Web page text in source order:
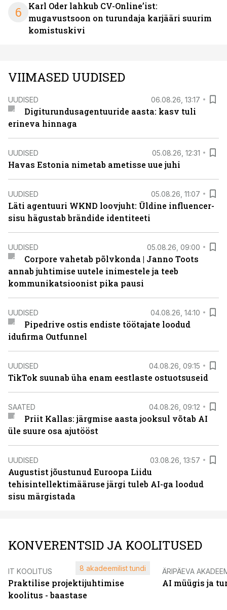
6
Karl Oder lahkub CV-Online’ist:
mugavustsoon on turundaja karjääri suurim
komistuskivi
VIIMASED UUDISED
UUDISED 06.08.26, 13:17
Digiturundusagentuuride aasta: kasv tuli
erineva hinnaga
UUDISED 05.08.26, 12:31
Havas Estonia nimetab ametisse uue juhi
UUDISED 05.08.26, 11:07
Läti agentuuri WKND loovjuht: Üldine influencer-
sisu hägustab brändide identiteeti
UUDISED 05.08.26, 09:00
Corpore vahetab põlvkonda | Janno Toots
annab juhtimise uutele inimestele ja teeb
kommunikatsioonist pika pausi
UUDISED 04.08.26, 14:10
Pipedrive ostis endiste töötajate loodud
idufirma Outfunnel
UUDISED 04.08.26, 09:15
TikTok suunab üha enam eestlaste ostuotsuseid
SAATED 04.08.26, 09:12
Priit Kallas: järgmise aasta jooksul võtab AI
üle suure osa ajutööst
UUDISED 03.08.26, 13:57
Augustist jõustunud Euroopa Liidu
tehisintellektimääruse järgi tuleb AI-ga loodud
sisu märgistada
KONVERENTSID JA KOOLITUSED
IT KOOLITUS
Praktilise projektijuhtimise
koolitus - baastase
8 akadeemilist tundi ÄRIPÄEVA
AI müügis ja